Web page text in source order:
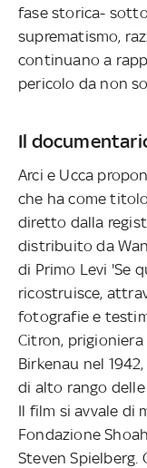
fase storica-
suprematismo,
continuano a
pericolo da non
Il
Arci e Ucca
che ha come
diretto dalla
distribuito da
di Primo Levi 'Se
ricostruisce,
fotografie e
Citron,
Birkenau nel
di alto rango delle
Il film si avvale di
Fondazione
Steven Spielberg.